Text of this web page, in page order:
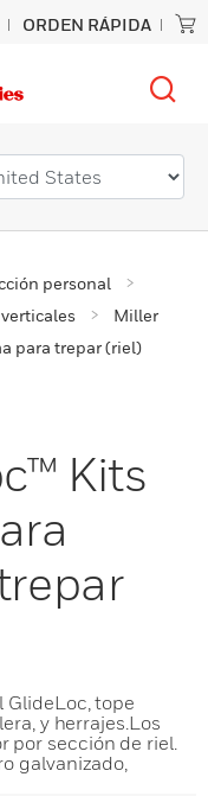
ORDEN RÁPIDA
personal
Miller
para trepar (riel)
Kits
GlideLoc, tope
y herrajes.Los
por sección de riel.
galvanizado,